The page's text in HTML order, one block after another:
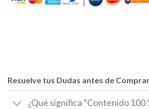
Resuelve tus Dudas antes de
¿Qué significa “Contenido 100